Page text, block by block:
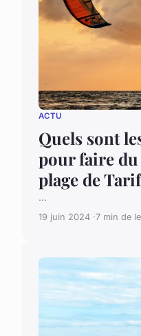
ACTU
Quels sont
pour faire
plage de
...
19 juin 2024 7 min de